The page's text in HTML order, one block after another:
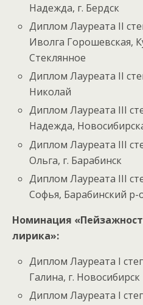
Надежда, г. Бердск
Диплом Лауреата II
Иволга Горошевская,
Стеклянное
Диплом Лауреата II
Николай
Диплом Лауреата III
Надежда,
Диплом Лауреата III
Ольга, г. Барабинск
Диплом Лауреата III
Софья, Барабинский р-
Номинация
лирика»:
Диплом Лауреата I
Галина, г. Новосибирск
Диплом Лауреата I